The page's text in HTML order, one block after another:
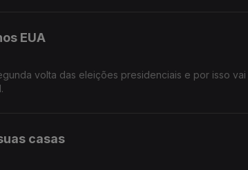
EUA
volta das eleições presidenciais e por isso vai
casas